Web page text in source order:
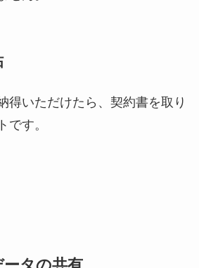
得いただけたら、契約書を取り
です。